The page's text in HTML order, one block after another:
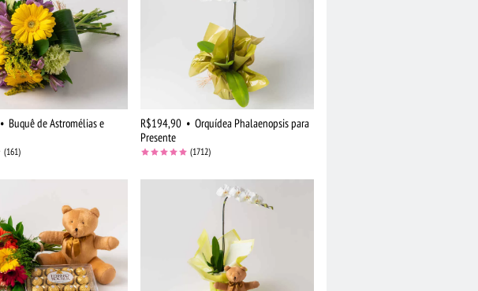
• Buquê de Astromélias e
(161)
R$194,90 • Orquídea Phalaenopsis para
Presente
(1712)